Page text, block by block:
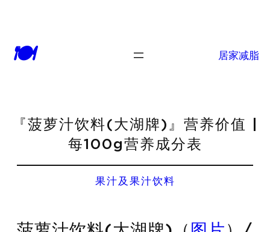
🍽 居家减脂
『菠萝汁饮料(大湖牌)』营养价值 |
每100g营养成分表
果汁及果汁饮料